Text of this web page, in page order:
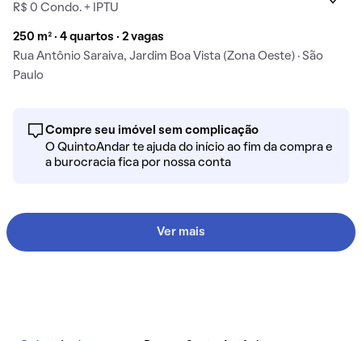
R$ 0 Condo. + IPTU
250 m² · 4 quartos · 2 vagas
Rua Antônio Saraiva, Jardim Boa Vista (Zona Oeste) · São
Paulo
Compre seu imóvel sem complicação
O QuintoAndar te ajuda do início ao fim da compra e
a burocracia fica por nossa conta
Ver mais